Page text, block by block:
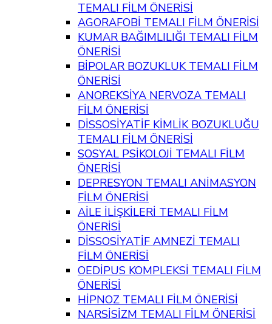
TEMALI FİLM ÖNERİSİ
AGORAFOBİ TEMALI FİLM ÖNERİSİ
KUMAR BAĞIMLILIĞI TEMALI FİLM
ÖNERİSİ
BİPOLAR BOZUKLUK TEMALI FİLM
ÖNERİSİ
ANOREKSİYA NERVOZA TEMALI
FİLM ÖNERİSİ
DİSSOSİYATİF KİMLİK BOZUKLUĞU
TEMALI FİLM ÖNERİSİ
SOSYAL PSİKOLOJİ TEMALI FİLM
ÖNERİSİ
DEPRESYON TEMALI ANİMASYON
FİLM ÖNERİSİ
AİLE İLİŞKİLERİ TEMALI FİLM
ÖNERİSİ
DİSSOSİYATİF AMNEZİ TEMALI
FİLM ÖNERİSİ
OEDİPUS KOMPLEKSİ TEMALI FİLM
ÖNERİSİ
HİPNOZ TEMALI FİLM ÖNERİSİ
NARSİSİZM TEMALI FİLM ÖNERİSİ